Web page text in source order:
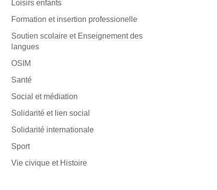
Loisirs enfants
Formation et insertion professionelle
Soutien scolaire et Enseignement des
langues
OSIM
Santé
Social et médiation
Solidarité et lien social
Solidarité internationale
Sport
Vie civique et Histoire